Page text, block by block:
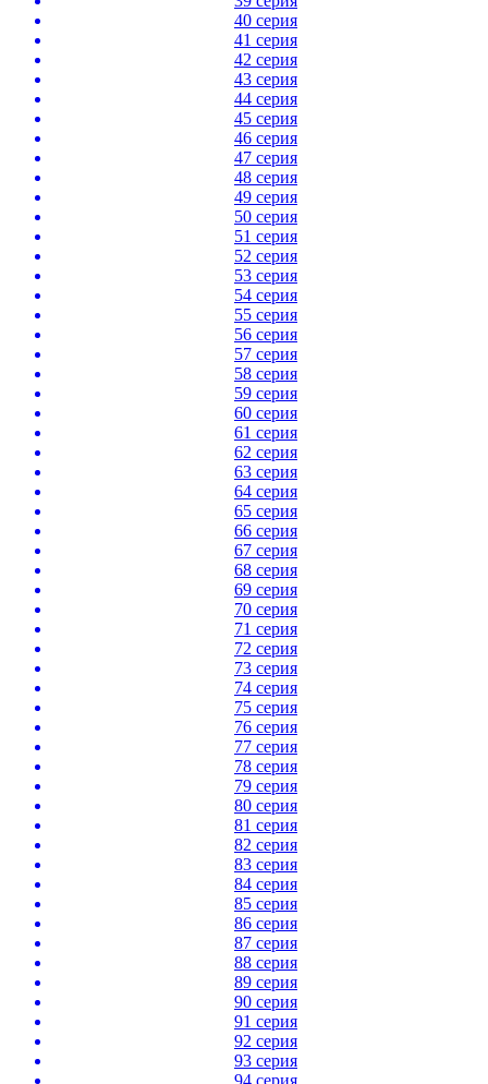
40 серия
41 серия
42 серия
43 серия
44 серия
45 серия
46 серия
47 серия
48 серия
49 серия
50 серия
51 серия
52 серия
53 серия
54 серия
55 серия
56 серия
57 серия
58 серия
59 серия
60 серия
61 серия
62 серия
63 серия
64 серия
65 серия
66 серия
67 серия
68 серия
69 серия
70 серия
71 серия
72 серия
73 серия
74 серия
75 серия
76 серия
77 серия
78 серия
79 серия
80 серия
81 серия
82 серия
83 серия
84 серия
85 серия
86 серия
87 серия
88 серия
89 серия
90 серия
91 серия
92 серия
93 серия
94 серия